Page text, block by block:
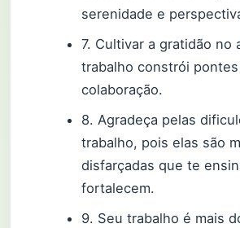
serenidade e
7. Cultivar a gratidão no
trabalho constrói
colaboração.
8. Agradeça pelas
trabalho, pois elas são
disfarçadas que te
fortalecem.
9. Seu trabalho é mais